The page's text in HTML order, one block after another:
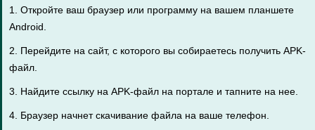
1. Откройте ваш браузер или программу на вашем планшете
Android.
2. Перейдите на сайт, с которого вы собираетесь получить APK-
файл.
3. Найдите ссылку на APK-файл на портале и тапните на нее.
4. Браузер начнет скачивание файла на ваше телефон.